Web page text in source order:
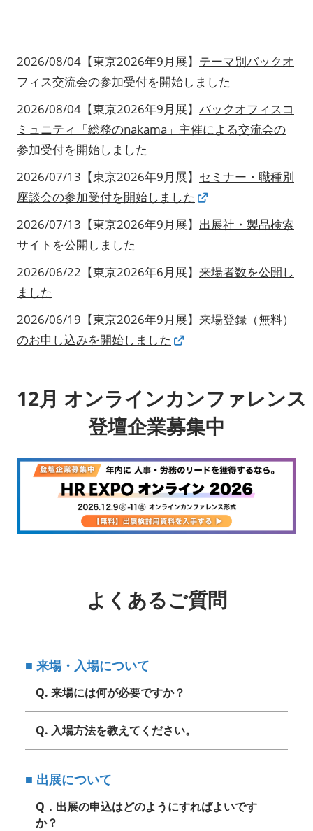
2026/08/04【東京2026年9月展】 テーマ別バックオ
フィス交流会の参加受付を開始しました
2026/08/04【東京2026年9月展】 バックオフィスコ
ミュニティ「総務のnakama」主催による交流会の
参加受付を開始しました
2026/07/13【東京2026年9月展】 セミナー・職種別
座談会の参加受付を開始しました
2026/07/13【東京2026年9月展】 出展社・製品検索
サイトを公開しました
2026/06/22【東京2026年6月展】 来場者数を公開し
ました
2026/06/19【東京2026年9月展】 来場登録（無料）
のお申し込みを開始しました
12月 オンラインカンファレンス
登壇企業募集中
よくあるご質問
■ 来場・入場について
Q. 来場には何が必要ですか？
Q. 入場方法を教えてください。
■ 出展について
Q．出展の申込はどのようにすればよいです
か？